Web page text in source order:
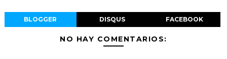
BLOGGER DISQUS FACEBOOK
NO HAY COMENTARIOS: